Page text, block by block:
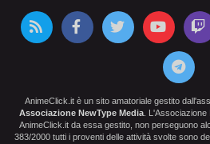
AnimeClick.it è un sito amatoriale gestito
Associazione NewType Media .
AnimeClick.it da essa gestito, non perseguono
383/2000 tutti i proventi delle attività svolte sono